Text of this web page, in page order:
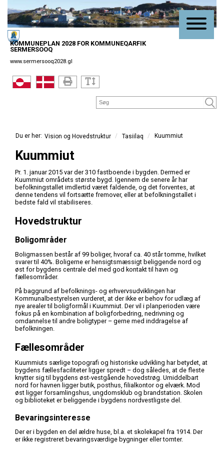
KOMMUNEPLAN 2028 FOR KOMMUNEQARFIK
SERMERSOOQ
www.sermersooq2028.gl
Vision og Hovedstruktur / Tasiilaq / Kuummiut
Kuummiut
Pr. 1. januar 2015 var der 310 fastboende i bygden. Dermed er
Kuummiut områdets største bygd. Igennem de senere år har
befolkningstallet imdlertid været faldende, og det forventes, at
denne tendens vil fortsætte fremover, eller at befolkningstallet i
bedste fald vil stabiliseres.
Hovedstruktur
Boligområder
Boligmassen består af 99 boliger, hvoraf ca. 40 står tomme, hvilket
svarer til 40%. Boligerne er hensigtsmæssigt beliggende nord og
øst for bygdens centrale del med god kontakt til havn og
fællesområder.
På baggrund af befolknings- og erhvervsudviklingen har
Kommunalbestyrelsen vurderet, at der ikke er behov for udlæg af
nye arealer til boligformål i Kuummiut. Der vil i planperioden være
fokus på en kombination af boligforbedring, nedrivning og
omdannelse til andre boligtyper – gerne med inddragelse af
befolkningen.
Fællesområder
Kuummiuts særlige topografi og historiske udvikling har betydet, at
bygdens fællesfaciliteter ligger spredt – dog således, at de fleste
knytter sig til bygdens øst-vestgående hovedstrøg. Umiddelbart
nord for havnen ligger butik, posthus, filialkontor og elværk. Mod
øst ligger forsamlingshus, ungdomsklub og brandstation. Skolen
og biblioteket er beliggende i bygdens nordvestligste del.
Bevaringsinteresse
Der er i bygden en del ældre huse, bl.a. et skolekapel fra 1914. Der
er ikke registreret bevaringsværdige bygninger eller tomter.